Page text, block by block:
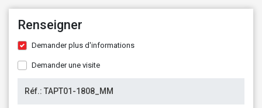
Renseigner
Demander plus d'informations
Demander une visite